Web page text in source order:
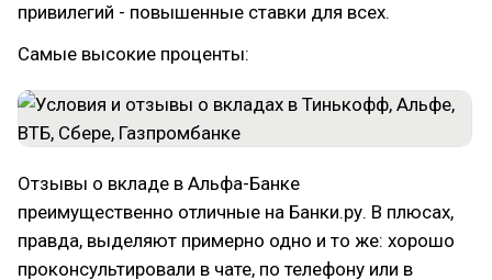
привилегий - повышенные ставки для всех.
Самые высокие проценты:
Отзывы о вкладе в Альфа-Банке
преимущественно отличные на Банки.ру. В плюсах,
правда, выделяют примерно одно и то же: хорошо
проконсультировали в чате, по телефону или в